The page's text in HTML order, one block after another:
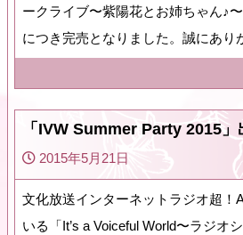
ークライブ〜紫陽花とお姉ちゃん♪
につき完売となりました。誠にあり
「IVW Summer Party 2015」
2015年5月21日
文化放送インターネットラジオ超！
いる「It’s a Voiceful World〜ラジオ